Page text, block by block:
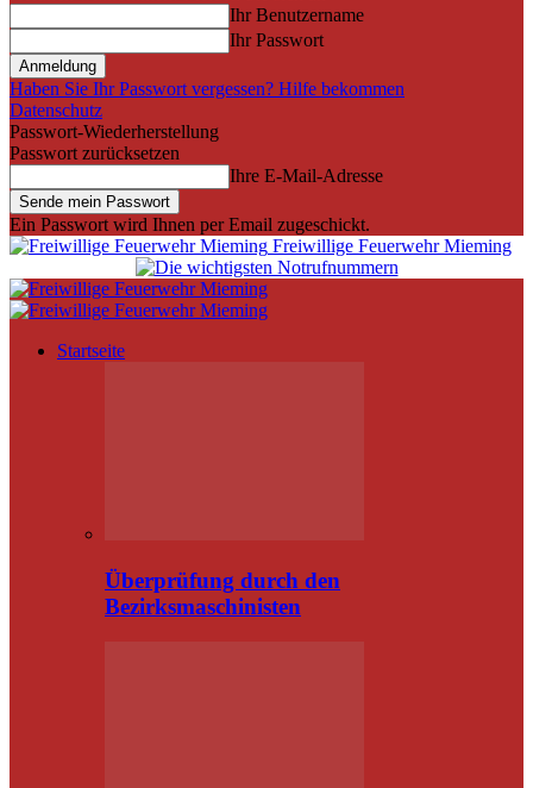
Ihr Benutzername
Ihr Passwort
Haben Sie Ihr Passwort vergessen? Hilfe bekommen
Datenschutz
Passwort-Wiederherstellung
Passwort zurücksetzen
Ihre E-Mail-Adresse
Ein Passwort wird Ihnen per Email zugeschickt.
Freiwillige Feuerwehr Mieming
Startseite
Überprüfung durch den
Bezirksmaschinisten